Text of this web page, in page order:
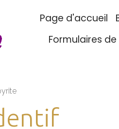
Page d'accueil
Formulaires